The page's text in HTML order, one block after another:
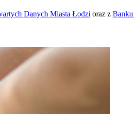
Danych Miasta Łodzi oraz z